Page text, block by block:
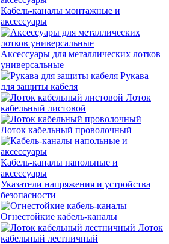
Кабель-каналы монтажные и
аксессуары
Аксессуары для металлических лотков
универсальные
Рукава
для защиты кабеля
Лоток
кабельный листовой
Лоток кабельный проволочный
Кабель-каналы напольные и
аксессуары
Указатели напряжения и устройства
безопасности
Огнестойкие кабель-каналы
Лоток
кабельный лестничный